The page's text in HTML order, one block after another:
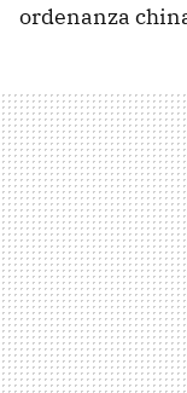
ordenanza